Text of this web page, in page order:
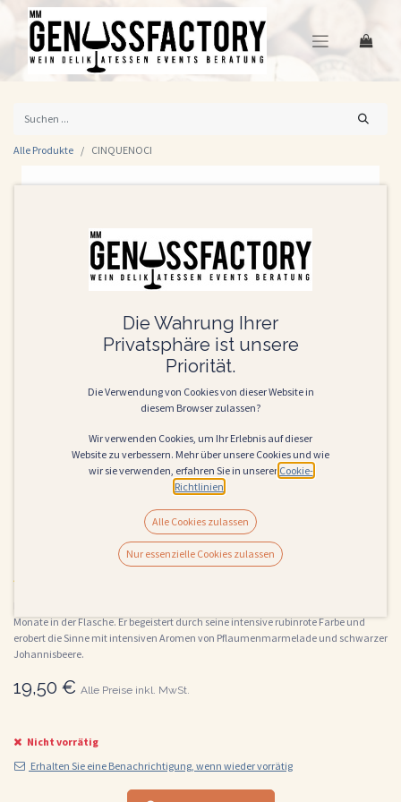
Alle Produkte CINQUENOCI
CINQUENOCI
Monate in der Flasche. Er begeistert durch seine intensive rubinrote Farbe und
erobert die Sinne mit intensiven Aromen von Pflaumenmarmelade und schwarzer
Johannisbeere.
19,50 € Alle Preise inkl. MwSt.
Nicht vorrätig
Erhalten Sie eine Benachrichtigung, wenn wieder vorrätig
Die Wahrung Ihrer
Privatsphäre ist unsere
Priorität.
Die Verwendung von Cookies von dieser Website in
diesem Browser zulassen?
Wir verwenden Cookies, um Ihr Erlebnis auf dieser
Website zu verbessern. Mehr über unsere Cookies und wie
wir sie verwenden, erfahren Sie in unserer Cookie-
Richtlinien
Alle Cookies zulassen
Nur essenzielle Cookies zulassen